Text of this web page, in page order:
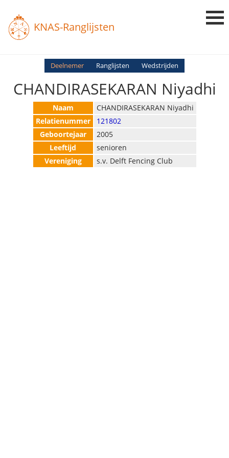
KNAS-Ranglijsten
Login
Ranglijsten
Uitslagen
Deelnemer Ranglijsten Wedstrijden
CHANDIRASEKARAN Niyadhi
Naam
CHANDIRASEKARAN Niyadhi
Relatienummer
121802
Geboortejaar
2005
Leeftijd
senioren
Vereniging
s.v. Delft Fencing Club